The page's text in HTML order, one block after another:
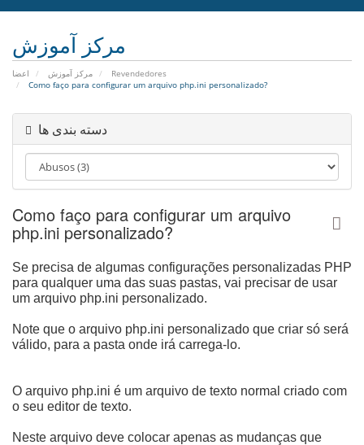
و
ا
و
ب
مرکز آموزش
اعضا مرکز آموزش
Revendedores
Como faço para configurar um arquivo php.ini personalizado?
دسته بندی ها
Como faço para configurar um arquivo
php.ini personalizado?
Se precisa de algumas configurações personalizadas PHP
para qualquer uma das suas pastas, vai precisar de usar
um arquivo php.ini personalizado.
Note que o arquivo php.ini personalizado que criar só será
válido, para a pasta onde irá carrega-lo.
O arquivo php.ini é um arquivo de texto normal criado com
o seu editor de texto.
Neste arquivo deve colocar apenas as mudanças que